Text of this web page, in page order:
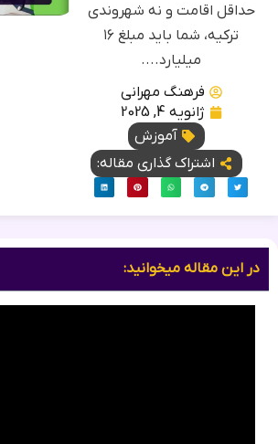
حداقل اقامت و نه شهروندی
ترکیه، شما باید مبلغ ۱۶
میلیارد....
فرهنگ مهرانی
ژانویه 4, 2025
آموزش
اشتراک گذاری مقاله:
در این مقاله میخوانید: